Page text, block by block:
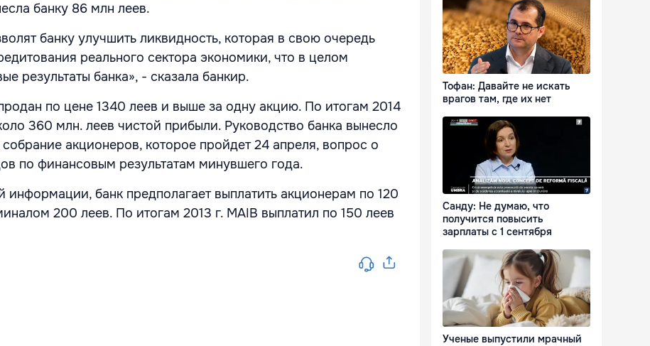
банку 86 млн леев.
банку улучшить ликвидность, которая в свою очередь
реального сектора экономики, что в целом
результаты банка», - сказала банкир.
по цене 1340 леев и выше за одну акцию. По итогам 2014
360 млн. леев чистой прибыли. Руководство банка вынесло
акционеров, которое пройдет 24 апреля, вопрос о
по финансовым результатам минувшего года.
банк предполагает выплатить акционерам по 120
200 леев. По итогам 2013 г. MAIB выплатил по 150 леев
Тофан: Давайте не искать
врагов там, где их нет
Санду: Не думаю, что
получится повысить
зарплаты с 1 сентября
Ученые выпустили мрачный